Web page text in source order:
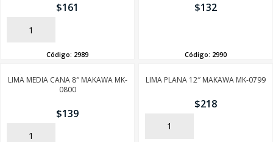
$161
AÑADIR
Código: 2989
$132
Código: 2990
LIMA MEDIA CANA 8″ MAKAWA MK-
0800
$139
AÑADIR
LIMA PLANA 12″ MAKAWA MK-0799
$218
AÑADIR